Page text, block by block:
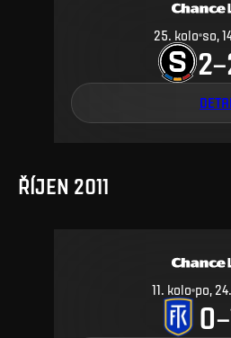
25. kolo so,
2–
ŘÍJEN 2011
11. kolo po,
0–